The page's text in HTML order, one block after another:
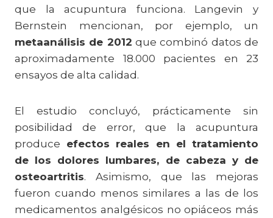
que la acupuntura funciona. Langevin y
Bernstein mencionan, por ejemplo, un
metaanálisis de 2012 que combinó datos de
aproximadamente 18.000 pacientes en 23
ensayos de alta calidad.
El estudio concluyó, prácticamente sin
posibilidad de error, que la acupuntura
produce efectos reales en el tratamiento
de los dolores lumbares, de cabeza y de
osteoartritis. Asimismo, que las mejoras
fueron cuando menos similares a las de los
medicamentos analgésicos no opiáceos más